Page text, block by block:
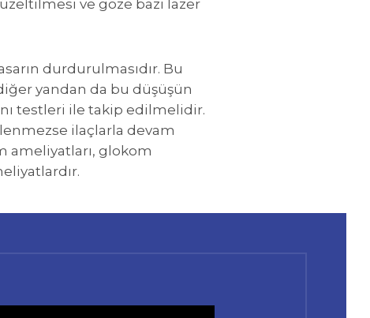
ve göze bazı lazer
durdurulmasıdır. Bu
yandan da bu düşüşün
testleri ile takip edilmelidir.
ilaçlarla devam
ameliyatları, glokom